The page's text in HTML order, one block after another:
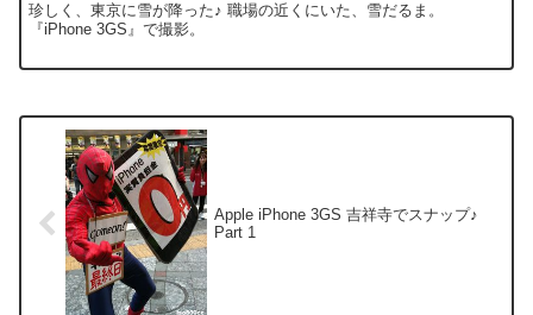
珍しく、東京に雪が降った♪ 職場の近くにいた、雪だるま。
『iPhone 3GS』で撮影。
Apple iPhone 3GS 吉祥寺でスナップ♪
Part 1